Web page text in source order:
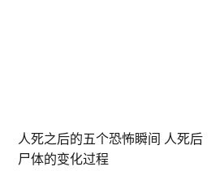
人死之后的五个恐怖瞬间 人死后
尸体的变化过程